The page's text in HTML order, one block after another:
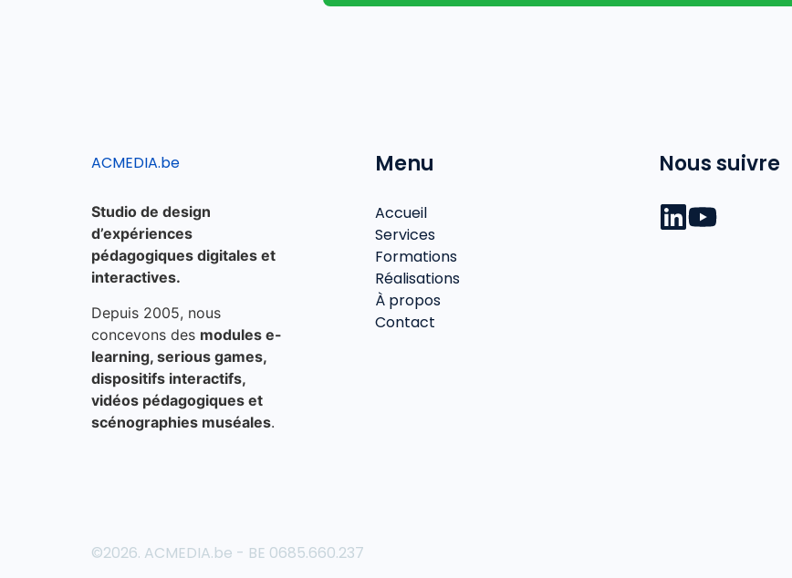
ACMEDIA.be
Studio de design
d’expériences
pédagogiques digitales et
interactives.
Depuis 2005, nous
concevons des modules e-
learning, serious games,
dispositifs interactifs,
vidéos pédagogiques et
scénographies muséales.
Menu
Accueil
Services
Formations
Réalisations
À propos
Contact
Nous suivre
©2026. ACMEDIA.be - BE 0685.660.237